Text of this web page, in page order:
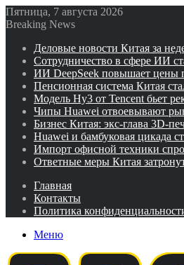
Пятница, 7 августа 2026
Breaking News
Деловые новости Китая за
Сотрудничество в сфере ИИ
ИИ DeepSeek повышает цены
Пенсионная система Китая
Модель Hy3 от Tencent бьет
Чипы Huawei отвоевывают
Бизнес Китая: экс-глава 3D-
Huawei и бамбуковая цикада
Импорт офисной техники
Ответные меры Китая
Главная
Контакты
Политика
Меню